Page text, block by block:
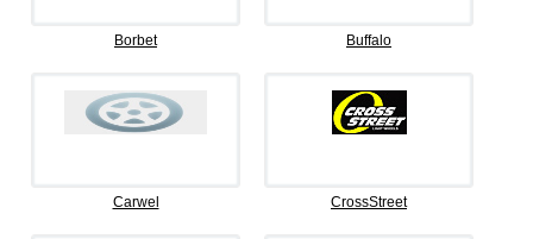
Borbet Buffalo
Carwel CrossStreet